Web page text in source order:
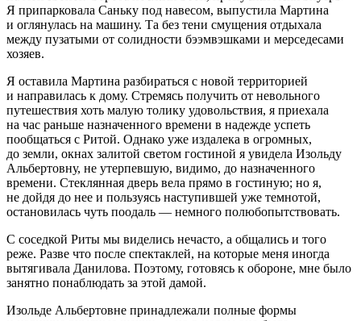
Я припарковала Саньку под навесом, выпустила Мартина
и оглянулась на машину. Та без тени смущения отдыхала
между пузатыми от солидности бээмвэшками и мерседесами
хозяев.
Я оставила Мартина разбираться с новой территорией
и направилась к дому. Стремясь получить от невольного
путешествия хоть малую толику удовольствия, я приехала
на час раньше назначенного времени в надежде успеть
пообщаться с Ритой. Однако уже издалека в огромных,
до земли, окнах залитой светом гостиной я увидела Изольду
Альбертовну, не утерпевшую, видимо, до назначенного
времени. Стеклянная дверь вела прямо в гостиную; но я,
не дойдя до нее и пользуясь наступившей уже темнотой,
остановилась чуть поодаль — немного полюбопытствовать.
С соседкой Риты мы виделись нечасто, а общались и того
реже. Разве что после спектаклей, на которые меня иногда
вытягивала Данилова. Поэтому, готовясь к обороне, мне было
занятно понаблюдать за этой дамой.
Изольде Альбертовне принадлежали полные формы